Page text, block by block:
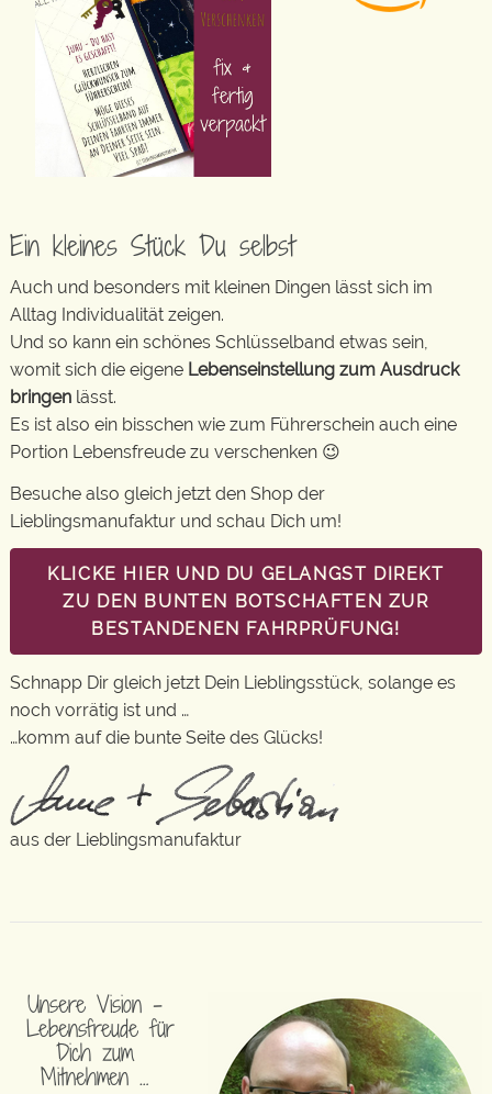
Ein kleines Stück Du selbst
Auch und besonders mit kleinen Dingen lässt sich im
Alltag Individualität zeigen.
Und so kann ein schönes Schlüsselband etwas sein,
womit sich die eigene Lebenseinstellung zum Ausdruck
bringen lässt.
Es ist also ein bisschen wie zum Führerschein auch eine
Portion Lebensfreude zu verschenken 😉
Besuche also gleich jetzt den Shop der
Lieblingsmanufaktur und schau Dich um!
KLICKE HIER UND DU GELANGST DIREKT
ZU DEN BUNTEN BOTSCHAFTEN ZUR
BESTANDENEN FAHRPRÜFUNG!
Schnapp Dir gleich jetzt Dein Lieblingsstück, solange es
noch vorrätig ist und …
…komm auf die bunte Seite des Glücks!
aus der Lieblingsmanufaktur
Unsere Vision –
Lebensfreude für
Dich zum
Mitnehmen …